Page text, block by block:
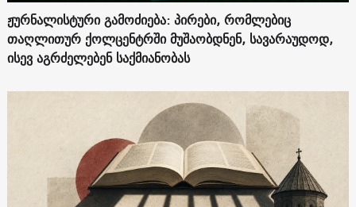
ჟურნალისტური გამოძიება: პირები, რომლებიც
თაღლითურ ქოლცენტრში მუშაობდნენ, სავარაუდოდ,
ისევ აგრძელებენ საქმიანობას